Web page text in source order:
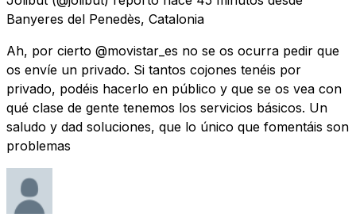
Banyeres del Penedès, Catalonia
Ah, por cierto @movistar_es no se os ocurra pedir que
os envíe un privado. Si tantos cojones tenéis por
privado, podéis hacerlo en público y que se os vea con
qué clase de gente tenemos los servicios básicos. Un
saludo y dad soluciones, que lo único que fomentáis son
problemas